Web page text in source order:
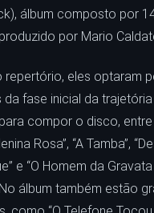
álbum composto por
por Mario
repertório, eles optaram
fase inicial da
compor o disco,
Rosa”, “A Tamba”,
e “O Homem da Gravata
álbum também estão